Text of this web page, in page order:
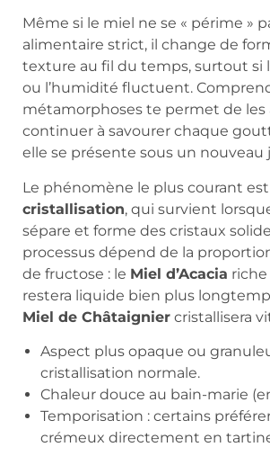
Même si le miel ne se « périme »
alimentaire strict, il change de
texture au fil du temps, surtout si
ou l’humidité fluctuent.
métamorphoses te permet de les
continuer à savourer chaque
elle se présente sous un nouveau
Le phénomène le plus courant est
cristallisation, qui survient
sépare et forme des cristaux
processus dépend de la
de fructose : le Miel d’Acacia
restera liquide bien plus
Miel de Châtaignier cristallisera
Aspect plus opaque ou
cristallisation normale.
Chaleur douce au bain-marie
Temporisation : certains
crémeux directement en